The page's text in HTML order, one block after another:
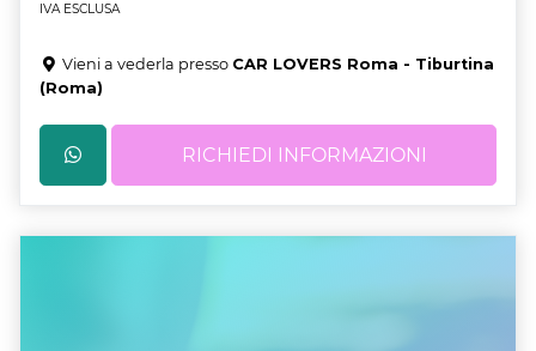
IVA ESCLUSA
Vieni a vederla presso CAR LOVERS Roma - Tiburtina
(Roma)
RICHIEDI INFORMAZIONI